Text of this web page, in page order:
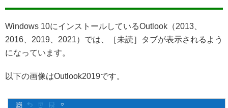
Windows 10にインストールしているOutlook（2013、
2016、2019、2021）では、［未読］タブが表示されるよう
になっています。
以下の画像はOutlook2019です。